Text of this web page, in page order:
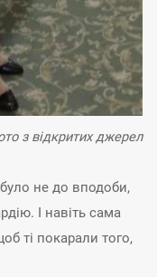
з відкритих джерел
було не до вподоби,
І навіть сама
ті покарали того,